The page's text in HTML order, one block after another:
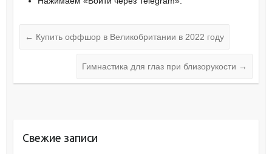
← Купить оффшор в Великобритании в 2022 году
Гимнастика для глаз при близорукости →
Свежие записи